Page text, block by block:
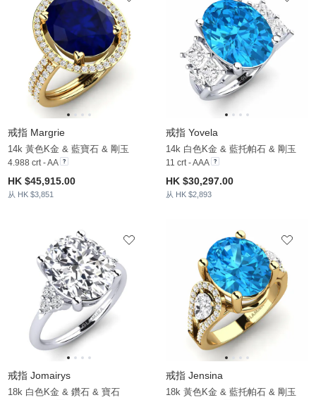
戒指 Margrie
14k 黃色K金 & 藍寶石 & 剛玉
4.988 crt - AA
HK $45,915.00
从 HK $3,851
戒指 Yovela
14k 白色K金 & 藍托帕石 & 剛玉
11 crt - AAA
HK $30,297.00
从 HK $2,893
戒指 Jomairys
18k 白色K金 & 鑽石 & 寶石
戒指 Jensina
18k 黃色K金 & 藍托帕石 & 剛玉